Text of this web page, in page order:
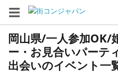
岡山県/一人参加OK/
ー・お見合いパーテ
出会いのイベント一